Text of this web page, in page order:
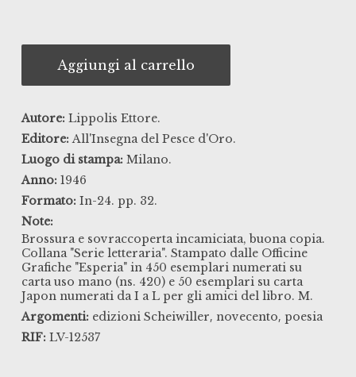
Aggiungi al carrello
Autore: Lippolis Ettore.
Editore: All'Insegna del Pesce d'Oro.
Luogo di stampa: Milano.
Anno: 1946
Formato: In-24. pp. 32.
Note:
Brossura e sovraccoperta incamiciata, buona copia.
Collana "Serie letteraria". Stampato dalle Officine
Grafiche "Esperia" in 450 esemplari numerati su
carta uso mano (ns. 420) e 50 esemplari su carta
Japon numerati da I a L per gli amici del libro. M.
Argomenti: edizioni Scheiwiller, novecento, poesia
RIF: LV-12537